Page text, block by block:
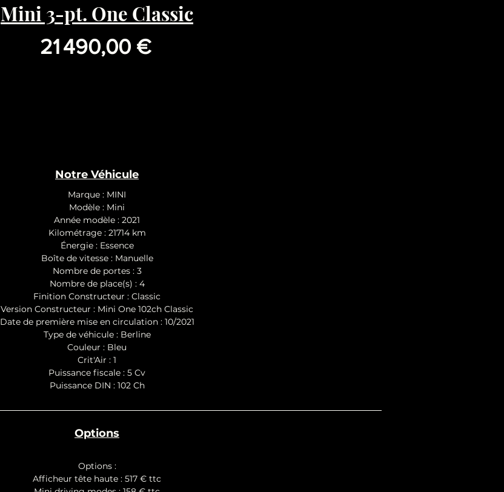
Mini 3-pt. One Classic
21 490,00 €Prix
Notre Véhicule
Marque : MINI
Modèle : Mini
Année modèle : 2021
Kilométrage : 21714 km
Énergie : Essence
Boîte de vitesse : Manuelle
Nombre de portes : 3
Nombre de place(s) : 4
Finition Constructeur : Classic
Version Constructeur : Mini One 102ch Classic
Date de première mise en circulation : 10/2021
Type de véhicule : Berline
Couleur : Bleu
Crit'Air : 1
Puissance fiscale : 5 Cv
Puissance DIN : 102 Ch
Options
Options :
Afficheur tête haute : 517 € ttc